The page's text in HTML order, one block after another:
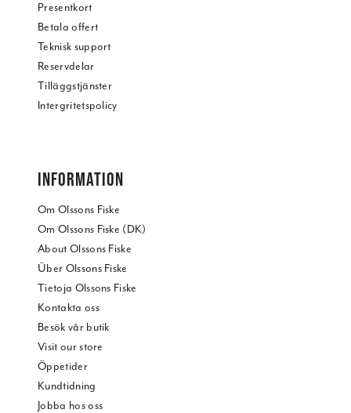
Presentkort
Betala offert
Teknisk support
Reservdelar
Tilläggstjänster
Intergritetspolicy
INFORMATION
Om Olssons Fiske
Om Olssons Fiske (DK)
About Olssons Fiske
Über Olssons Fiske
Tietoja Olssons Fiske
Kontakta oss
Besök vår butik
Visit our store
Öppetider
Kundtidning
Jobba hos oss